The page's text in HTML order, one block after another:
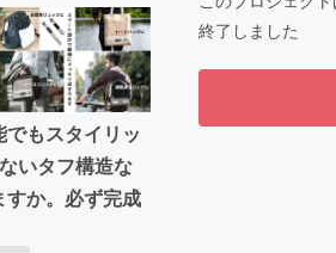
もスタイリッ
いタフ構造な
か。必ず完成
終了しました